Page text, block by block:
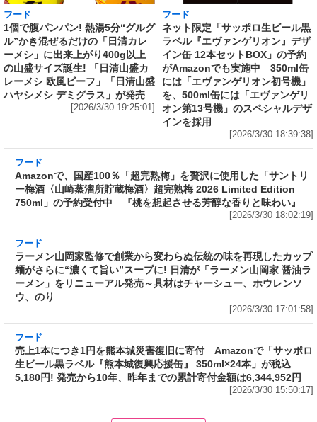
フード
1個で腹パンパン! 熱湯5分“グルグ
ル”かき混ぜるだけの「日清カレ
ーメシ」に出来上がり400g以上
の山盛サイズ誕生! 「日清山盛カ
レーメシ 欧風ビーフ」「日清山盛
ハヤシメシ デミグラス」が発売
[2026/3/30 19:25:01]
フード
ネット限定「サッポロ生ビール黒
ラベル『エヴァンゲリオン』デザ
イン缶 12本セットBOX」の予約
がAmazonでも実施中 350ml缶
には「エヴァンゲリオン初号機」
を、500ml缶には「エヴァンゲリ
オン第13号機」のスペシャルデザ
インを採用
[2026/3/30 18:39:38]
Amazonで、国産100％「超完熟梅」を贅沢に使
用した「サントリー梅酒〈山崎蒸溜所貯蔵梅
酒〉超完熟梅 2026 Limited Edition 750ml」の
予約受付中 『桃を想起させる芳醇な香りと味
わい』
フード
ラーメン山岡家監修で創業から変わらぬ伝統の
ープに! 日清が「ラーメン山岡家 醤油ラーメ
ン」をリニューアル発売～具材はチャーシュ
[2026/3/30 17:01:58]
フード
売上1本につき1円を熊本城災害復旧に寄付
Amazonで「サッポロ生ビール黒ラベル『熊本
城復興応援缶』 350ml×24本」が税込5,180円!